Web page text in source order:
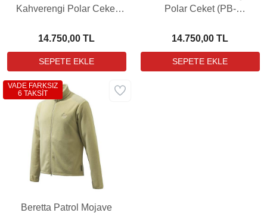
Kahverengi Polar Ceket
14.750,00 TL
Polar Ceket (PB-
14.750,00 TL
Beretta Patrol Mojave
VADE FARKSIZ
6 TAKSİT